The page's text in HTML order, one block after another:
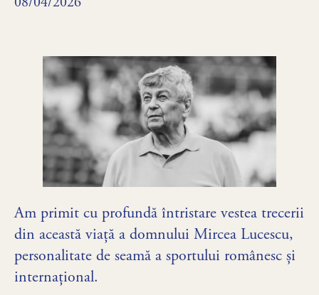
Am primit cu profundă întristare vestea trecerii
din această viață a domnului Mircea Lucescu,
personalitate de seamă a sportului românesc și
internațional.